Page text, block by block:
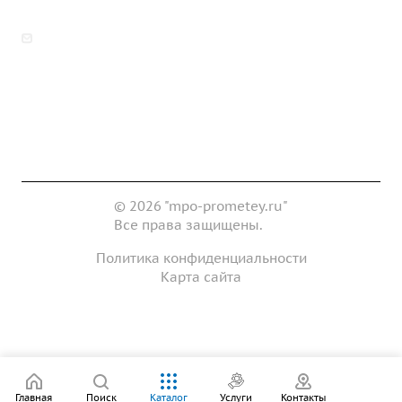
© 2026 "mpo-prometey.ru"
Все права защищены.
Политика конфиденциальности
Карта сайта
Главная Поиск Каталог Услуги Контакты